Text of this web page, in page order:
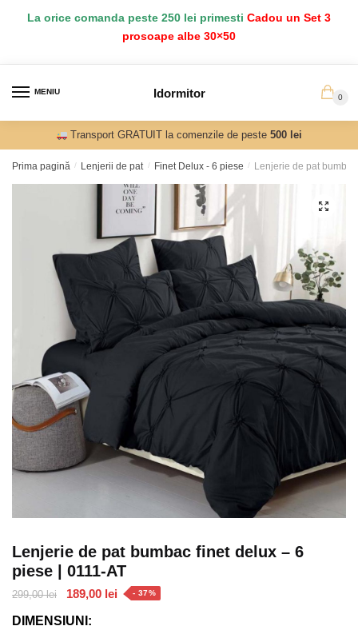
La orice comanda peste 250 lei primesti Cadou un Set 3
prosoape albe 30×50
MENIU Idormitor 0
Transport GRATUIT la comenzile de peste500 lei
Prima pagină / Lenjerii de pat / Finet Delux - 6 piese / Lenjerie de pat
Lenjerie de pat bumbac finet delux – 6
piese | 0111-AT
299,00lei
Prețul
a
189,00 lei Prețul
- 37%
DIMENSIUNI: